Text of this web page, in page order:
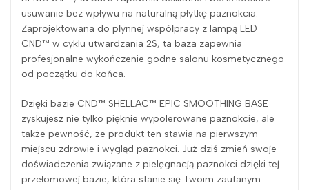
usuwanie bez wpływu na naturalną płytkę paznokcia.
Zaprojektowana do płynnej współpracy z lampą LED
CND™ w cyklu utwardzania 2S, ta baza zapewnia
profesjonalne wykończenie godne salonu kosmetycznego
od początku do końca.
Dzięki bazie CND™ SHELLAC™ EPIC SMOOTHING BASE
zyskujesz nie tylko pięknie wypolerowane paznokcie, ale
także pewność, że produkt ten stawia na pierwszym
miejscu zdrowie i wygląd paznokci. Już dziś zmień swoje
doświadczenia związane z pielęgnacją paznokci dzięki tej
przełomowej bazie, która stanie się Twoim zaufanym